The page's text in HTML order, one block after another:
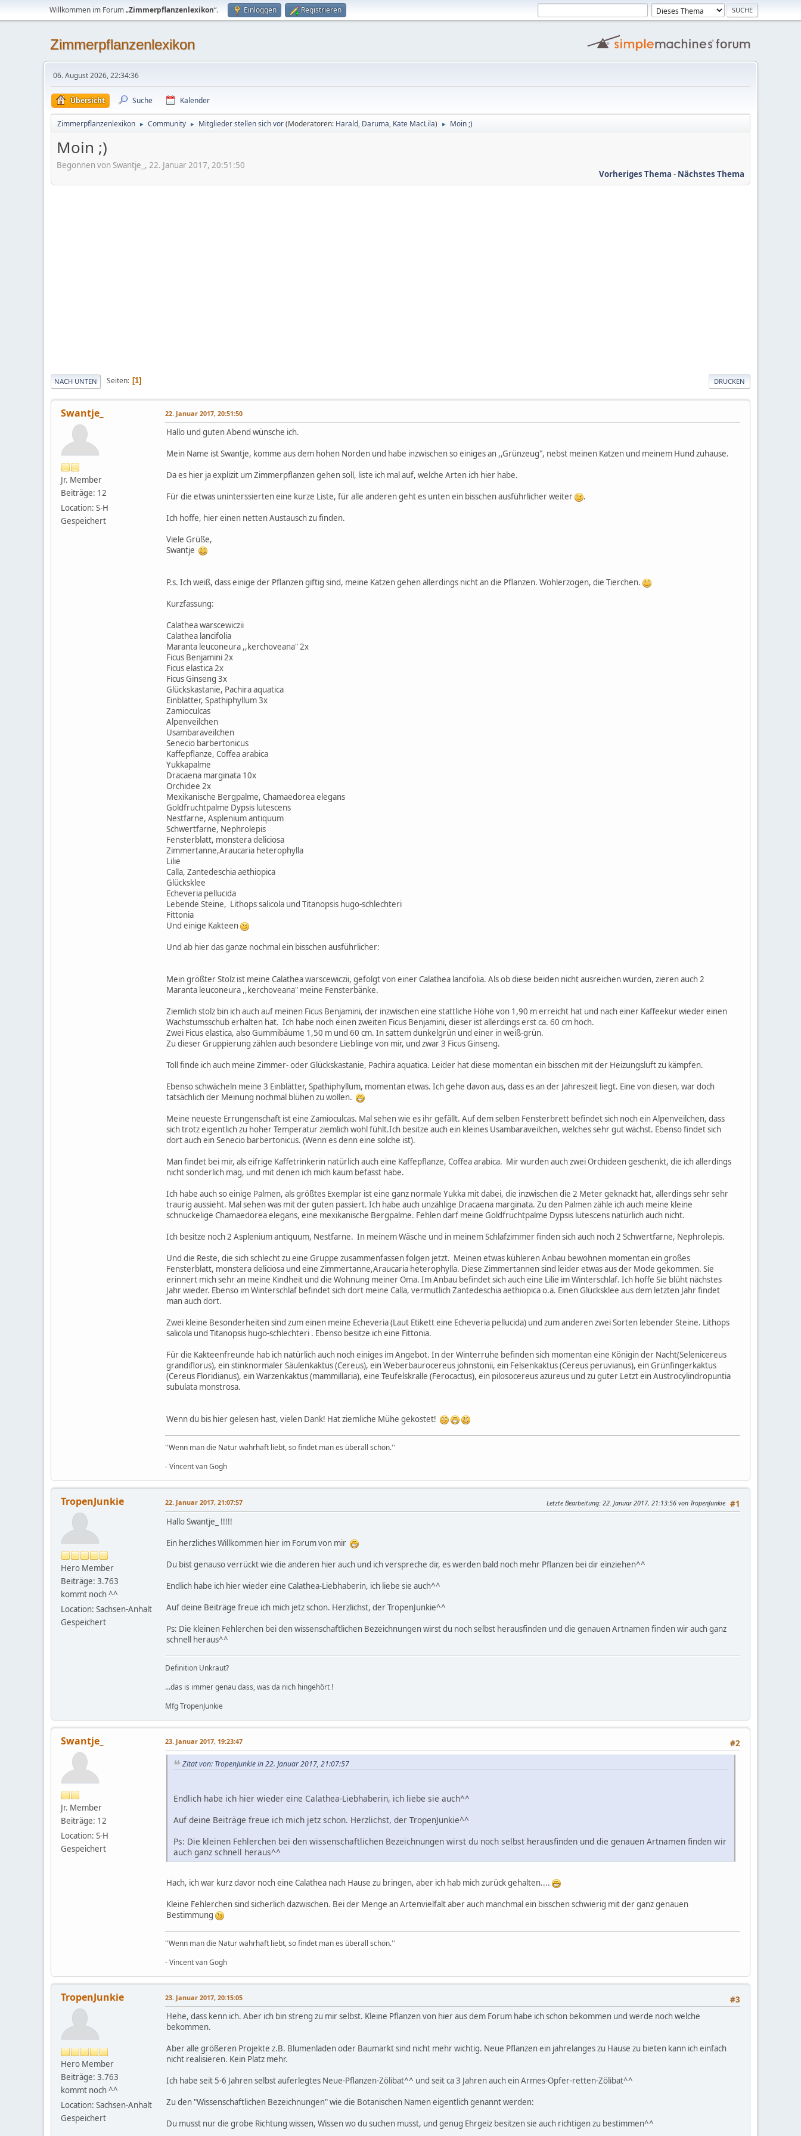
Willkommen im Forum „Zimmerpflanzenlexikon“. Einloggen Registrieren
Zimmerpflanzenlexikon
06. August 2026, 22:34:36
Übersicht Suche Kalender
Zimmerpflanzenlexikon ► Community ► Mitglieder stellen sich vor(Moderatoren: Harald, Daruma, Kate MacLila) ► Moin ;)
Moin ;)
Begonnen von Swantje_, 22. Januar 2017, 20:51:50
Vorheriges Thema - Nächstes Thema
DRUCKEN
NACH UNTEN Seiten 1
Swantje_
Jr. Member
Beiträge: 12
Location: S-H
Gespeichert
22. Januar 2017, 20:51:50
Hallo und guten Abend wünsche ich.
Mein Name ist Swantje, komme aus dem hohen Norden und habe inzwischen so einiges an ,,Grünzeug", nebst meinen Katzen und meinem Hund zuhause.
Da es hier ja explizit um Zimmerpflanzen gehen soll, liste ich mal auf, welche Arten ich hier habe.
Für die etwas uninterssierten eine kurze Liste, für alle anderen geht es unten ein bisschen ausführlicher weiter
.
Ich hoffe, hier einen netten Austausch zu finden.
Viele Grüße,
Swantje
P.s. Ich weiß, dass einige der Pflanzen giftig sind, meine Katzen gehen allerdings nicht an die Pflanzen. Wohlerzogen, die Tierchen.
Kurzfassung:
Calathea warscewiczii
Calathea lancifolia
Maranta leuconeura ,,kerchoveana" 2x
Ficus Benjamini 2x
Ficus elastica 2x
Ficus Ginseng 3x
Glückskastanie, Pachira aquatica
Einblätter, Spathiphyllum 3x
Zamioculcas
Alpenveilchen
Usambaraveilchen
Senecio barbertonicus
Kaffepflanze, Coffea arabica
Yukkapalme
Dracaena marginata 10x
Orchidee 2x
Mexikanische Bergpalme, Chamaedorea elegans
Goldfruchtpalme Dypsis lutescens
Nestfarne, Asplenium antiquum
Schwertfarne, Nephrolepis
Fensterblatt, monstera deliciosa
Zimmertanne,Araucaria heterophylla
Lilie
Calla, Zantedeschia aethiopica
Glücksklee
Echeveria pellucida
Lebende Steine, Lithops salicola und Titanopsis hugo-schlechteri
Fittonia
Und einige Kakteen
Und ab hier das ganze nochmal ein bisschen ausführlicher:
Mein größter Stolz ist meine Calathea warscewiczii, gefolgt von einer Calathea lancifolia. Als ob diese beiden nicht ausreichen würden, zieren auch 2
Maranta leuconeura ,,kerchoveana" meine Fensterbänke.
Ziemlich stolz bin ich auch auf meinen Ficus Benjamini, der inzwischen eine stattliche Höhe von 1,90 m erreicht hat und nach einer Kaffeekur wieder einen
Wachstumsschub erhalten hat. Ich habe noch einen zweiten Ficus Benjamini, dieser ist allerdings erst ca. 60 cm hoch.
Zwei Ficus elastica, also Gummibäume 1,50 m und 60 cm. In sattem dunkelgrün und einer in weiß-grün.
Zu dieser Gruppierung zählen auch besondere Lieblinge von mir, und zwar 3 Ficus Ginseng.
Toll finde ich auch meine Zimmer- oder Glückskastanie, Pachira aquatica. Leider hat diese momentan ein bisschen mit der Heizungsluft zu kämpfen.
Ebenso schwächeln meine 3 Einblätter, Spathiphyllum, momentan etwas. Ich gehe davon aus, dass es an der Jahreszeit liegt. Eine von diesen, war doch
tatsächlich der Meinung nochmal blühen zu wollen.
Meine neueste Errungenschaft ist eine Zamioculcas. Mal sehen wie es ihr gefällt. Auf dem selben Fensterbrett befindet sich noch ein Alpenveilchen, dass
sich trotz eigentlich zu hoher Temperatur ziemlich wohl fühlt.Ich besitze auch ein kleines Usambaraveilchen, welches sehr gut wächst. Ebenso findet sich
dort auch ein Senecio barbertonicus. (Wenn es denn eine solche ist).
Man findet bei mir, als eifrige Kaffetrinkerin natürlich auch eine Kaffepflanze, Coffea arabica. Mir wurden auch zwei Orchideen geschenkt, die ich allerdings
nicht sonderlich mag, und mit denen ich mich kaum befasst habe.
Ich habe auch so einige Palmen, als größtes Exemplar ist eine ganz normale Yukka mit dabei, die inzwischen die 2 Meter geknackt hat, allerdings sehr sehr
traurig aussieht. Mal sehen was mit der guten passiert. Ich habe auch unzählige Dracaena marginata. Zu den Palmen zähle ich auch meine kleine
schnuckelige Chamaedorea elegans, eine mexikanische Bergpalme. Fehlen darf meine Goldfruchtpalme Dypsis lutescens natürlich auch nicht.
Ich besitze noch 2 Asplenium antiquum, Nestfarne. In meinem Wäsche und in meinem Schlafzimmer finden sich auch noch 2 Schwertfarne, Nephrolepis.
Und die Reste, die sich schlecht zu eine Gruppe zusammenfassen folgen jetzt. Meinen etwas kühleren Anbau bewohnen momentan ein großes
Fensterblatt, monstera deliciosa und eine Zimmertanne,Araucaria heterophylla. Diese Zimmertannen sind leider etwas aus der Mode gekommen. Sie
erinnert mich sehr an meine Kindheit und die Wohnung meiner Oma. Im Anbau befindet sich auch eine Lilie im Winterschlaf. Ich hoffe Sie blüht nächstes
Jahr wieder. Ebenso im Winterschlaf befindet sich dort meine Calla, vermutlich Zantedeschia aethiopica o.ä. Einen Glücksklee aus dem letzten Jahr findet
man auch dort.
Zwei kleine Besonderheiten sind zum einen meine Echeveria (Laut Etikett eine Echeveria pellucida) und zum anderen zwei Sorten lebender Steine. Lithops
salicola und Titanopsis hugo-schlechteri . Ebenso besitze ich eine Fittonia.
Für die Kakteenfreunde hab ich natürlich auch noch einiges im Angebot. In der Winterruhe befinden sich momentan eine Königin der Nacht(Selenicereus
grandiflorus), ein stinknormaler Säulenkaktus (Cereus), ein Weberbaurocereus johnstonii, ein Felsenkaktus (Cereus peruvianus), ein Grünfingerkaktus
(Cereus Floridianus), ein Warzenkaktus (mammillaria), eine Teufelskralle (Ferocactus), ein pilosocereus azureus und zu guter Letzt ein Austrocylindropuntia
subulata monstrosa.
Wenn du bis hier gelesen hast, vielen Dank! Hat ziemliche Mühe gekostet!
''Wenn man die Natur wahrhaft liebt, so findet man es überall schön.''
- Vincent van Gogh
TropenJunkie
Hero Member
Beiträge: 3.763
kommt noch ^^
Location: Sachsen-Anhalt
Gespeichert
#1
22. Januar 2017, 21:07:57 Letzte Bearbeitung: 22. Januar 2017, 21:13:56 von TropenJunkie
Hallo Swantje_ !!!!!
Ein herzliches Willkommen hier im Forum von mir
Du bist genauso verrückt wie die anderen hier auch und ich verspreche dir, es werden bald noch mehr Pflanzen bei dir einziehen^^
Endlich habe ich hier wieder eine Calathea-Liebhaberin, ich liebe sie auch^^
Auf deine Beiträge freue ich mich jetz schon. Herzlichst, der TropenJunkie^^
Ps: Die kleinen Fehlerchen bei den wissenschaftlichen Bezeichnungen wirst du noch selbst herausfinden und die genauen Artnamen finden wir auch ganz
schnell heraus^^
Definition Unkraut?
...das is immer genau dass, was da nich hingehört !
Mfg TropenJunkie
Swantje_
Jr. Member
Beiträge: 12
Location: S-H
Gespeichert
#2
23. Januar 2017, 19:23:47
Zitat von: TropenJunkie in 22. Januar 2017, 21:07:57
Endlich habe ich hier wieder eine Calathea-Liebhaberin, ich liebe sie auch^^
Auf deine Beiträge freue ich mich jetz schon. Herzlichst, der TropenJunkie^^
Ps: Die kleinen Fehlerchen bei den wissenschaftlichen Bezeichnungen wirst du noch selbst herausfinden und die genauen Artnamen finden wir
auch ganz schnell heraus^^
Hach, ich war kurz davor noch eine Calathea nach Hause zu bringen, aber ich hab mich zurück gehalten....
Kleine Fehlerchen sind sicherlich dazwischen. Bei der Menge an Artenvielfalt aber auch manchmal ein bisschen schwierig mit der ganz genauen
Bestimmung
''Wenn man die Natur wahrhaft liebt, so findet man es überall schön.''
- Vincent van Gogh
TropenJunkie
Hero Member
Beiträge: 3.763
kommt noch ^^
Location: Sachsen-Anhalt
Gespeichert
#3
23. Januar 2017, 20:15:05
Hehe, dass kenn ich. Aber ich bin streng zu mir selbst. Kleine Pflanzen von hier aus dem Forum habe ich schon bekommen und werde noch welche
bekommen.
Aber alle größeren Projekte z.B. Blumenladen oder Baumarkt sind nicht mehr wichtig. Neue Pflanzen ein jahrelanges zu Hause zu bieten kann ich einfach
nicht realisieren. Kein Platz mehr.
Ich habe seit 5-6 Jahren selbst auferlegtes Neue-Pflanzen-Zölibat^^ und seit ca 3 Jahren auch ein Armes-Opfer-retten-Zölibat^^
Zu den "Wissenschaftlichen Bezeichnungen" wie die Botanischen Namen eigentlich genannt werden:
Du musst nur die grobe Richtung wissen, Wissen wo du suchen musst, und genug Ehrgeiz besitzen sie auch richtigen zu bestimmen^^